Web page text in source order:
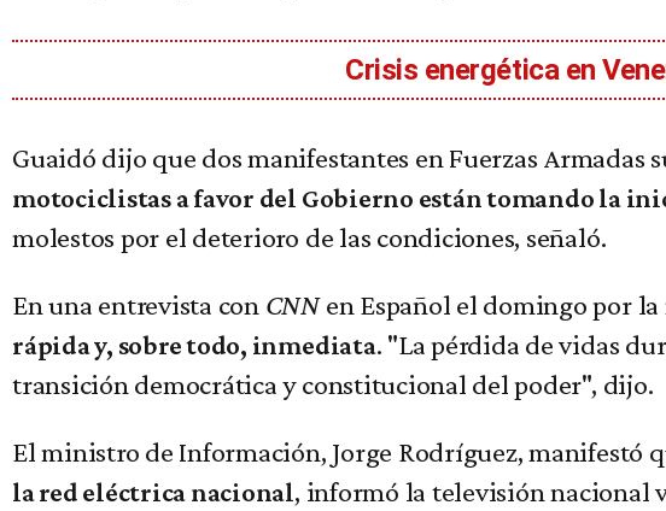
Crisis energética en
Guaidó dijo que dos manifestantes en Fuerzas Armadas
motociclistas a favor del Gobierno están tomando la
molestos por el deterioro de las condiciones, señaló.
En una entrevista con CNNen Español el domingo por
rápida y, sobre todo, inmediata. "La pérdida de vidas
transición democrática y constitucional del poder", dijo.
El ministro de Información, Jorge Rodríguez, manifestó
la red eléctrica nacional, informó la televisión nacional